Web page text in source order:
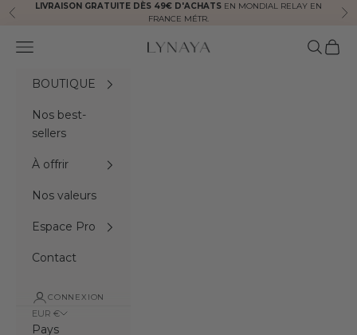
Passer au contenu
Précédent
LIVRAISON GRATUITE DÈS 49€ D'ACHATS EN MONDIAL RELAY EN
FRANCE MÉTR.
Lynaya naturals
Menu
BOUTIQUE
Nos best-
sellers
À offrir
Nos valeurs
Espace Pro
Contact
CONNEXION
EUR €
Pays